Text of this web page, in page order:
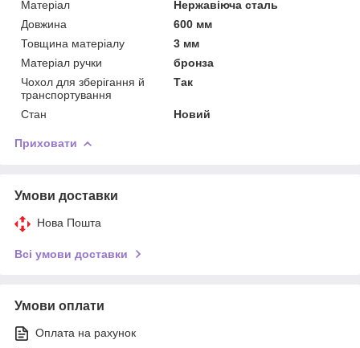
Матеріал
Нержавіюча сталь
Довжина
600 мм
Товщина матеріалу
3 мм
Матеріал ручки
бронза
Чохол для зберігання й
транспортування
Так
Стан Новий
Приховати
Умови доставки
Нова Пошта
Всі умови доставки
Умови оплати
Оплата на рахунок